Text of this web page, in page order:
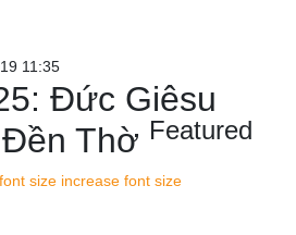
11:35
Đức Giêsu
Thờ Featured
size increase font size